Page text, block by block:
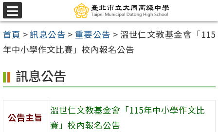
跳
至
主
要
容
區
選
單
首頁 >訊息公告 > 重要公告 > 溫世仁文教基金會「115
年中小學作文比賽」校內報名公告
訊息公告
公告主旨
溫世仁文教基金會「115年中小學作文比
賽」校內報名公告